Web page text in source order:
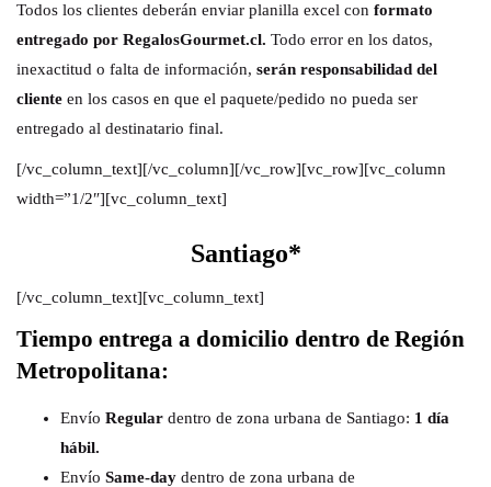
Todos los clientes deberán enviar planilla excel con formato
entregado por RegalosGourmet.cl. Todo error en los datos,
inexactitud o falta de información, serán responsabilidad del
cliente en los casos en que el paquete/pedido no pueda ser
entregado al destinatario final.
[/vc_column_text][/vc_column][/vc_row][vc_row][vc_column
width=”1/2″][vc_column_text]
Santiago*
[/vc_column_text][vc_column_text]
Tiempo entrega a domicilio dentro de Región
Metropolitana:
Envío Regular dentro de zona urbana de Santiago: 1 día
hábil.
Envío Same-day dentro de zona urbana de